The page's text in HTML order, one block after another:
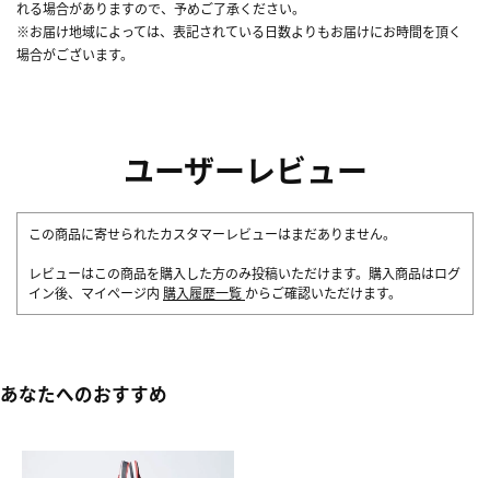
れる場合がありますので、予めご了承ください。
※お届け地域によっては、表記されている日数よりもお届けにお時間を頂く
場合がございます。
ユーザーレビュー
この商品に寄せられたカスタマーレビューはまだありません。
レビューはこの商品を購入した方のみ投稿いただけます。購入商品はログ
イン後、マイページ内 購入履歴一覧 からご確認いただけます。
あなたへのおすすめ